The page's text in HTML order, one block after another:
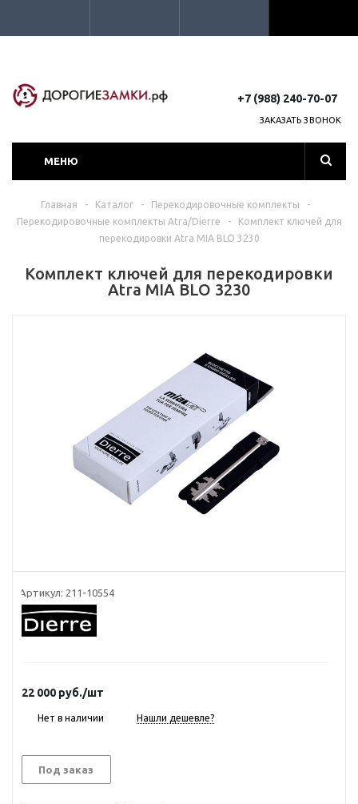
+7 (988) 240-70-07
ЗАКАЗАТЬ ЗВОНОК
МЕНЮ
Главная - Каталог - Перекодировочные комплекты
-
Перекодировочные комплекты Atra/Dierre
-
Комплект ключей для
перекодировки Atra MIA BLO 3230
Комплект ключей для перекодировки
Atra MIA BLO 3230
Артикул: 211-10554
22 000 руб./шт
Нет в наличии Нашли дешевле?
Под заказ